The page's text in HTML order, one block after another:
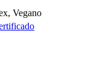
Vegano